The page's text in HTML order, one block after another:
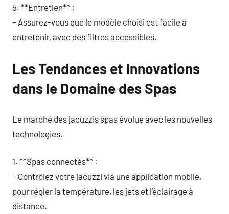
5. **Entretien** :
– Assurez-vous que le modèle choisi est facile à
entretenir, avec des filtres accessibles.
Les Tendances et Innovations
dans le Domaine des Spas
Le marché des jacuzzis spas évolue avec les nouvelles
technologies.
1. **Spas connectés** :
– Contrôlez votre jacuzzi via une application mobile,
pour régler la température, les jets et l’éclairage à
distance.